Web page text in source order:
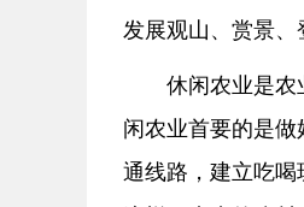
发展观山、赏景、
休闲农业是农
闲农业首要的是做
通线路，建立吃